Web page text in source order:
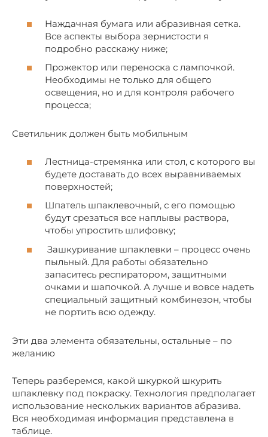
Наждачная бумага или абразивная сетка.
Все аспекты выбора зернистости я
подробно расскажу ниже;
Прожектор или переноска с лампочкой.
Необходимы не только для общего
освещения, но и для контроля рабочего
процесса;
Светильник должен быть мобильным
Лестница-стремянка или стол, с которого вы
будете доставать до всех выравниваемых
поверхностей;
Шпатель шпаклевочный, с его помощью
будут срезаться все наплывы раствора,
чтобы упростить шлифовку;
Зашкуривание шпаклевки – процесс очень
пыльный. Для работы обязательно
запаситесь респиратором, защитными
очками и шапочкой. А лучше и вовсе надеть
специальный защитный комбинезон, чтобы
не портить всю одежду.
Эти два элемента обязательны, остальные – по
желанию
Теперь разберемся, какой шкуркой шкурить
шпаклевку под покраску. Технология предполагает
использование нескольких вариантов абразива.
Вся необходимая информация представлена в
таблице.